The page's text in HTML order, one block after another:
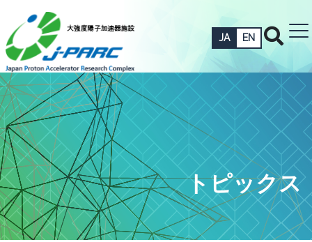
JA EN
トピックス